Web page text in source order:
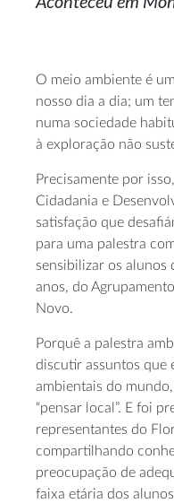
O meio ambiente é
nosso dia a dia; um
numa sociedade
à exploração não
Precisamente por
Cidadania e
satisfação que
para uma palestra
sensibilizar os alunos
anos, do
Novo.
Porquê a palestra
discutir assuntos que
ambientais do
“pensar local”. E foi
representantes do
compartilhando
preocupação de
faixa etária dos